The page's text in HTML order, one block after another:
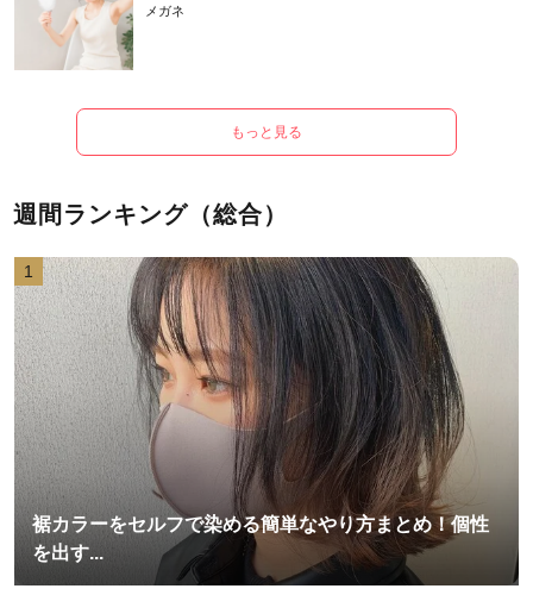
メガネ
もっと見る
週間ランキング（総合）
1
裾カラーをセルフで染める簡単なやり方まとめ！個性
を出す...